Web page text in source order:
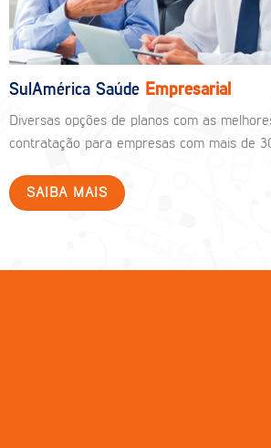
SulAmérica Saúde Empresarial
Diversas opções de planos com as
contratação para empresas com mais de
SAIBA MAIS